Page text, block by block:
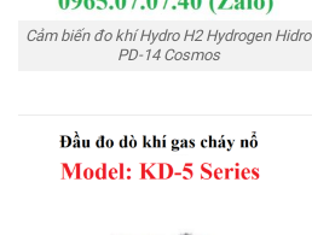
Cảm biến đo khí Hydro H2 Hydrogen Hidro
PD-14 Cosmos